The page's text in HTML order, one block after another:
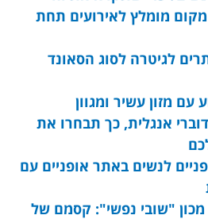
מקום מומלץ לאירועים תחת
לגיטרה לסוג הסאונד
עם מזון עשיר ומגוון
אנגלית, כך תבחרו את
לנשים באתר אופניים עם
מכון "שובי נפשי": קסמם של